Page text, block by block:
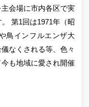
会場に市内各区で実
第1回は1971年（昭
鳥インフルエンザ大
なくされる等、色々
も地域に愛され開催